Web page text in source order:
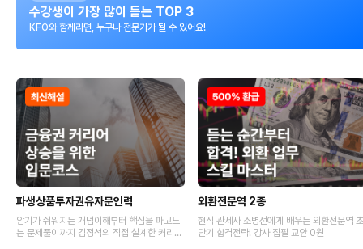
수강생이 가장 많이 듣는 TOP 3
KFO와 함께라면, 누구나 전문가가 될 수 있어요!
파생상품투자권유자문인력
암기가 쉬워지는 개념이해부터 핵심을 파고드
는 문제풀이까지 김정석의 직접 설계한 커리큘
외환전문역 2종
현직 관세사 소병선에게 배우는 외환전문역 초
단기 합격전략! 강사 집필 교안 0원